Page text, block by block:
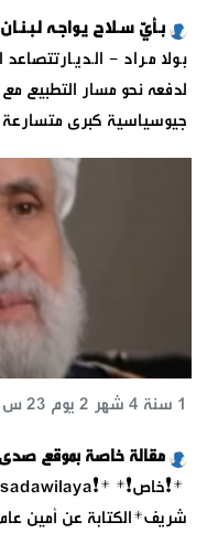
بـأيّ سـلاح يـواجـه
بـولا مـراد -
لدفعه نحو مسار التطبيع
جيوسياسية كبرى
مقالة خاصة بموقع
1 سنة 4 شهر 2 يوم 23 س 9 د 24 ث
شريف*الكتابة عن أمين